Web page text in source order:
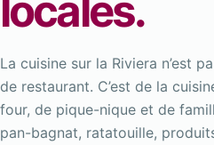
locales.
La cuisine sur la Riviera n’est
de restaurant. C’est de la
four, de pique-nique et de
pan-bagnat, ratatouille,